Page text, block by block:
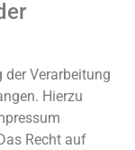
der Verarbeitung
Hierzu
Recht auf